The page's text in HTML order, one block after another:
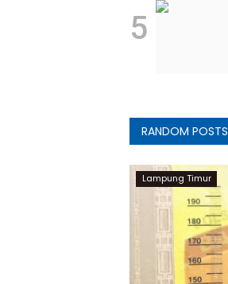
5
RANDOM POSTS
Lampung Timur